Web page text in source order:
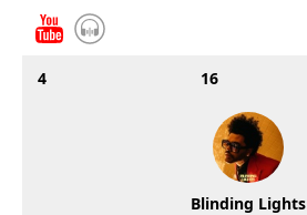
4 16
Blinding Lights